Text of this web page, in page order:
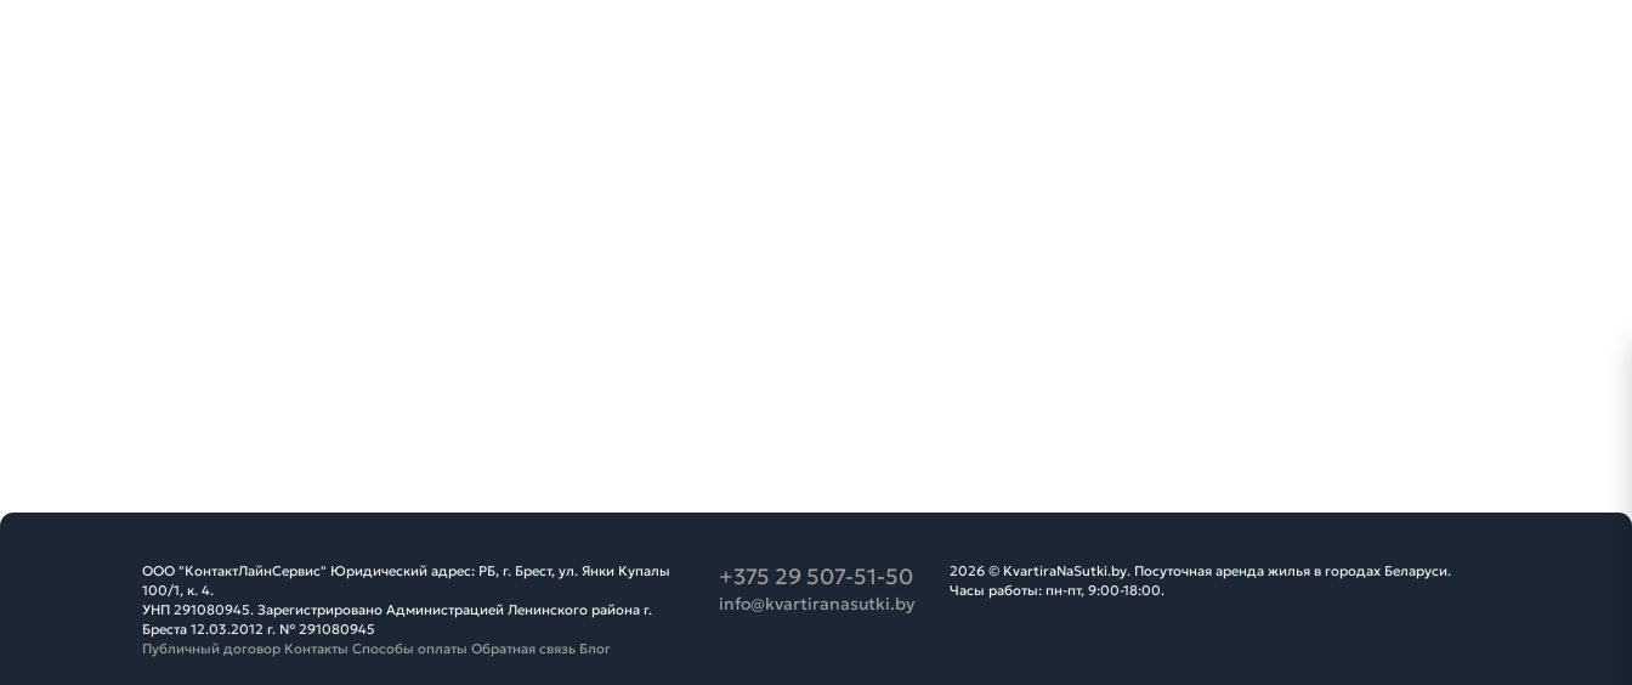
ООО "КонтактЛайнСервис" Юридический адрес: РБ, г. Брест, ул. Янки Купалы
100/1, к. 4.
УНП 291080945. Зарегистрировано Администрацией Ленинского района г.
Бреста 12.03.2012 г. № 291080945
Публичный договор Контакты Способы оплаты Обратная связь Блог
+375 29 507-51-50
info@kvartiranasutki.by
2026 © KvartiraNaSutki.by. Посуточная аренда жилья в городах Беларуси.
Часы работы: пн-пт, 9:00-18:00.